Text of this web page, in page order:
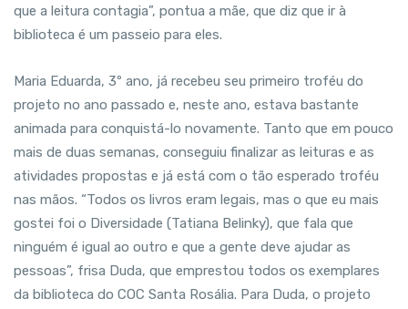
que a leitura contagia”, pontua a mãe, que diz que ir à
biblioteca é um passeio para eles.
Maria Eduarda, 3º ano, já recebeu seu primeiro troféu do
projeto no ano passado e, neste ano, estava bastante
animada para conquistá-lo novamente. Tanto que em pouco
mais de duas semanas, conseguiu finalizar as leituras e as
atividades propostas e já está com o tão esperado troféu
nas mãos. “Todos os livros eram legais, mas o que eu mais
gostei foi o Diversidade (Tatiana Belinky), que fala que
ninguém é igual ao outro e que a gente deve ajudar as
pessoas”, frisa Duda, que emprestou todos os exemplares
da biblioteca do COC Santa Rosália. Para Duda, o projeto